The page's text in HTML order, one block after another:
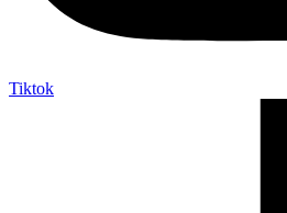
Tiktok